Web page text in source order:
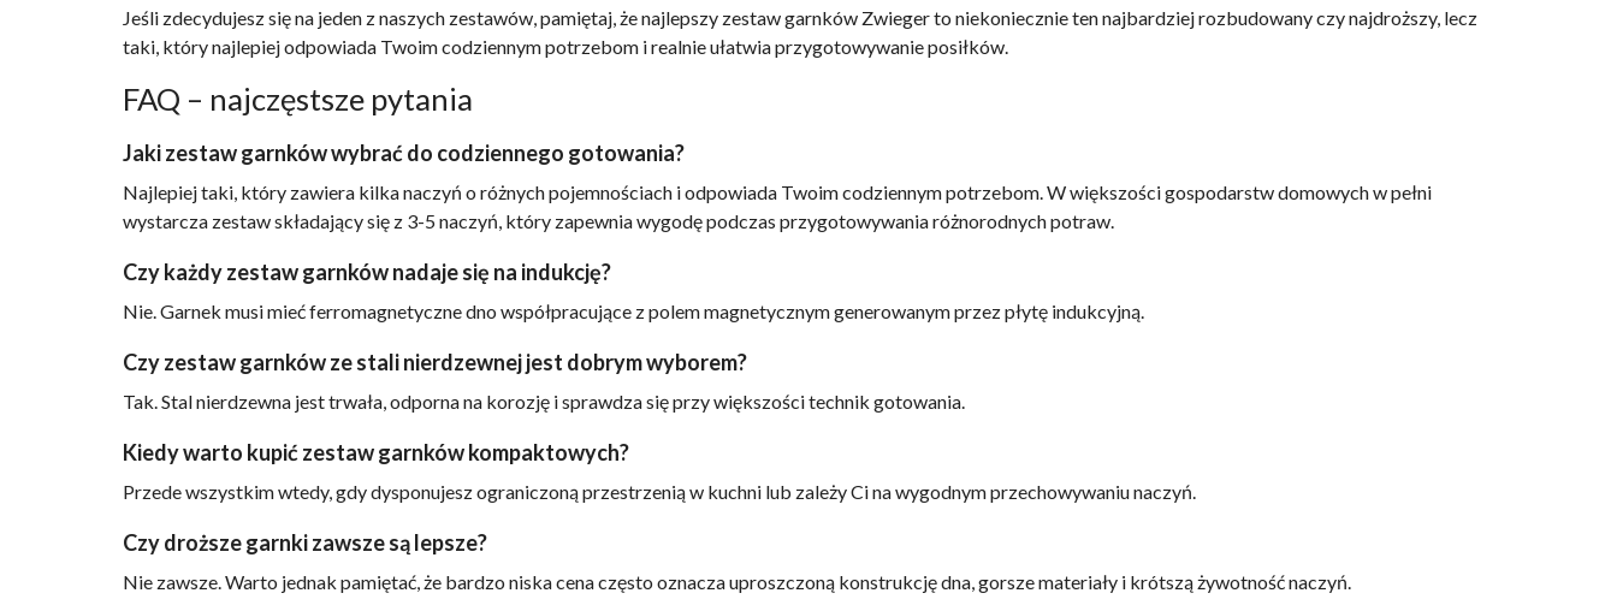
Jeśli zdecydujesz się na jeden z naszych zestawów, pamiętaj, że najlepszy zestaw garnków Zwieger to niekoniecznie ten najbardziej rozbudowany czy najdroższy, lecz
taki, który najlepiej odpowiada Twoim codziennym potrzebom i realnie ułatwia przygotowywanie posiłków.
FAQ – najczęstsze pytania
Jaki zestaw garnków wybrać do codziennego gotowania?
Najlepiej taki, który zawiera kilka naczyń o różnych pojemnościach i odpowiada Twoim codziennym potrzebom. W większości gospodarstw domowych w pełni
wystarcza zestaw składający się z 3-5 naczyń, który zapewnia wygodę podczas przygotowywania różnorodnych potraw.
Czy każdy zestaw garnków nadaje się na indukcję?
Nie. Garnek musi mieć ferromagnetyczne dno współpracujące z polem magnetycznym generowanym przez płytę indukcyjną.
Czy zestaw garnków ze stali nierdzewnej jest dobrym wyborem?
Tak. Stal nierdzewna jest trwała, odporna na korozję i sprawdza się przy większości technik gotowania.
Kiedy warto kupić zestaw garnków kompaktowych?
Przede wszystkim wtedy, gdy dysponujesz ograniczoną przestrzenią w kuchni lub zależy Ci na wygodnym przechowywaniu naczyń.
Czy droższe garnki zawsze są lepsze?
Nie zawsze. Warto jednak pamiętać, że bardzo niska cena często oznacza uproszczoną konstrukcję dna, gorsze materiały i krótszą żywotność naczyń.